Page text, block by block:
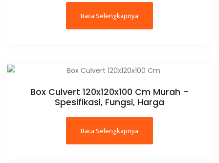
Baca Selengkapnya
Box Culvert 120x120x100 Cm Murah –
Spesifikasi, Fungsi, Harga
Baca Selengkapnya